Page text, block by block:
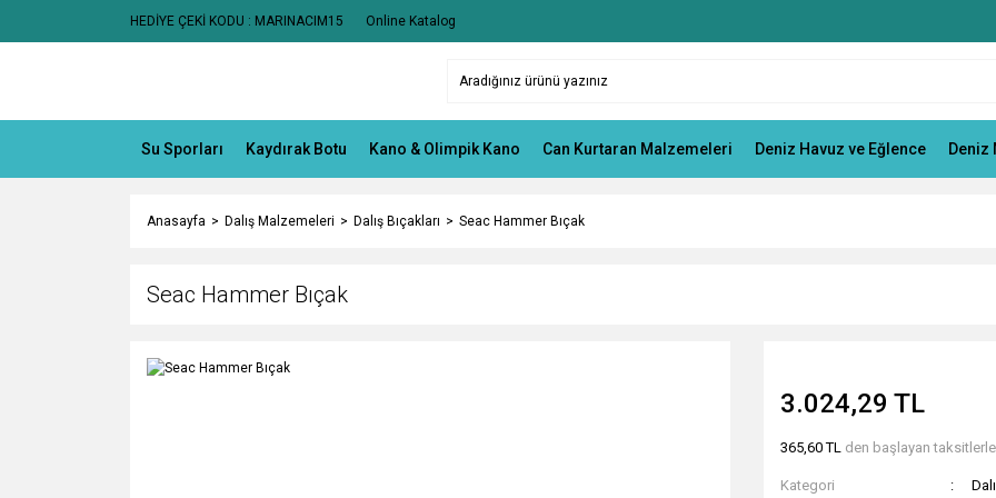
HEDİYE ÇEKİ KODU : MARINACIM15 Online Katalog
Su Sporları Kaydırak Botu Kano & Olimpik Kano Can Kurtaran Malzemeleri Deniz Havuz ve Eğlence Deniz
Anasayfa Dalış Malzemeleri Dalış Bıçakları Seac Hammer Bıçak
Seac Hammer Bıçak
3.024,29 TL
365,60 TL den başlayan
Kategori